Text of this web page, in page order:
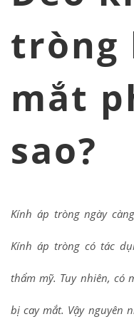
tròng
mắt
sao?
Kính áp tròng ngày
Kính áp tròng có tác
thẩm mỹ. Tuy nhiên, có
bị cay mắt. Vậy nguyên